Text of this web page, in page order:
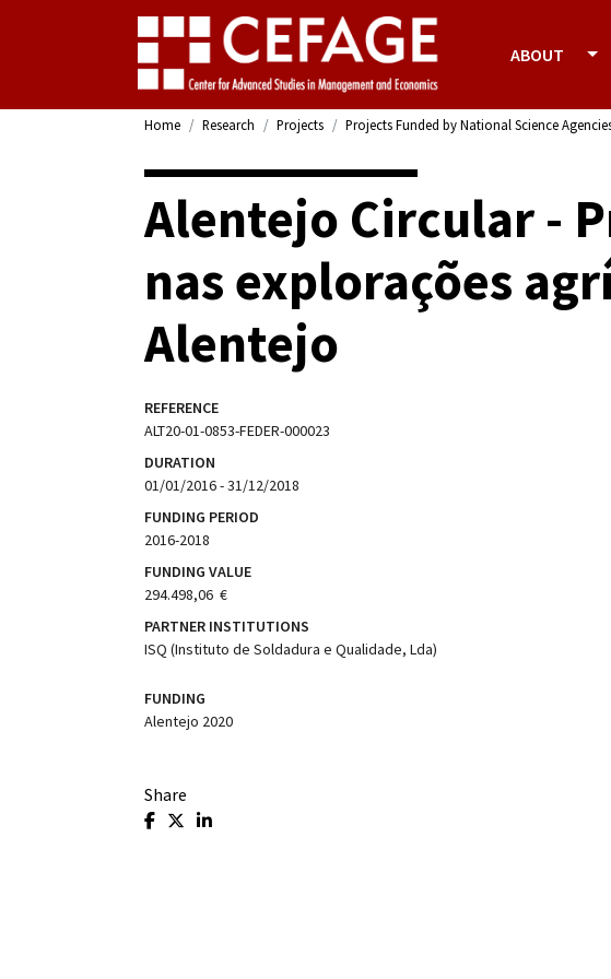
ABOUT
Home Research Projects Projects Funded by National Science
Alentejo Circular -
nas explorações
Alentejo
REFERENCE
ALT20-01-0853-FEDER-000023
DURATION
01/01/2016 - 31/12/2018
FUNDING PERIOD
2016-2018
FUNDING VALUE
294.498,06  €
PARTNER INSTITUTIONS
ISQ (Instituto de Soldadura e Qualidade, Lda)
FUNDING
Alentejo 2020
Share